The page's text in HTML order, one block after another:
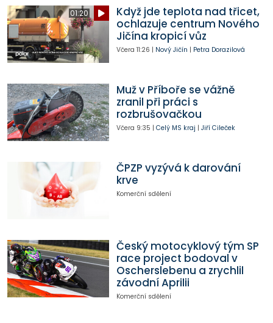
01:20
Když jde teplota nad třicet,
ochlazuje centrum Nového
Jičína kropicí vůz
Včera 11:26 | Nový Jičín | Petra Dorazilová
Muž v Příboře se vážně
zranil při práci s
rozbrušovačkou
Včera 9:35 | Celý MS kraj | Jiří Cileček
ČPZP vyzývá k darování
krve
Komerční sdělení
Český motocyklový tým SP
race project bodoval v
Oscherslebenu a zrychlil
závodní Aprilii
Komerční sdělení